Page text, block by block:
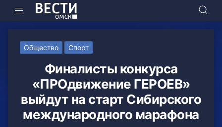
Общество Спорт
Финалисты конкурса
«ПРОдвижение ГЕРОЕВ»
выйдут на старт Сибирского
международного марафона